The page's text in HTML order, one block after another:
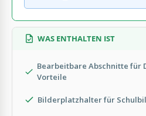
WAS ENTHALTEN IST
Bearbeitbare Abschnitte für
Vorteile
Bilderplatzhalter für